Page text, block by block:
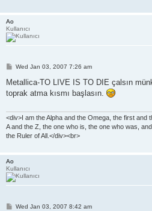
Ao
Kullanıcı
P
s
Wed Jan 03, 2007 7:26 am
Metallica-TO LIVE IS TO DIE çalsın
toprak atma kısmı başlasın.
<div>I am the Alpha and the Omega, the first and
A and the Z, the one who is, the one who was,
the Ruler of All.</div><br>
Ao
Kullanıcı
PWed Jan 03, 2007 8:42 am